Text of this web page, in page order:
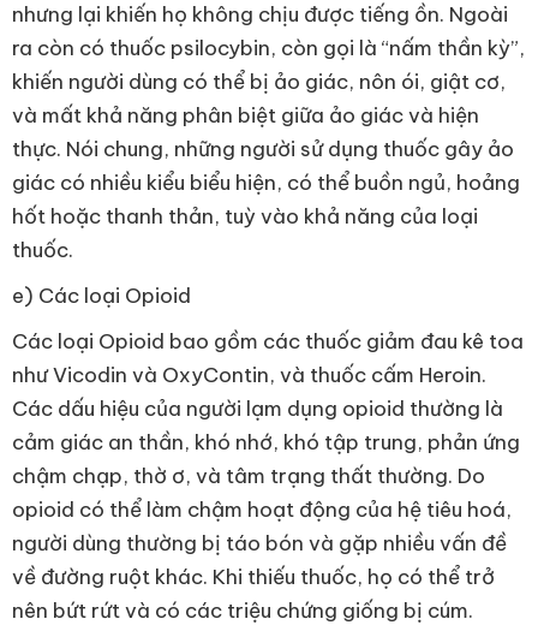
nhưng lại khiến họ không chịu được tiếng ồn. Ngoài
ra còn có thuốc psilocybin, còn gọi là “nấm thần kỳ”,
khiến người dùng có thể bị ảo giác, nôn ói, giật cơ,
và mất khả năng phân biệt giữa ảo giác và hiện
thực. Nói chung, những người sử dụng thuốc gây ảo
giác có nhiều kiểu biểu hiện, có thể buồn ngủ, hoảng
hốt hoặc thanh thản, tuỳ vào khả năng của loại
thuốc.
e) Các loại Opioid
Các loại Opioid bao gồm các thuốc giảm đau kê toa
như Vicodin và OxyContin, và thuốc cấm Heroin.
Các dấu hiệu của người lạm dụng opioid thường là
cảm giác an thần, khó nhớ, khó tập trung, phản ứng
chậm chạp, thờ ơ, và tâm trạng thất thường. Do
opioid có thể làm chậm hoạt động của hệ tiêu hoá,
người dùng thường bị táo bón và gặp nhiều vấn đề
về đường ruột khác. Khi thiếu thuốc, họ có thể trở
nên bứt rứt và có các triệu chứng giống bị cúm.